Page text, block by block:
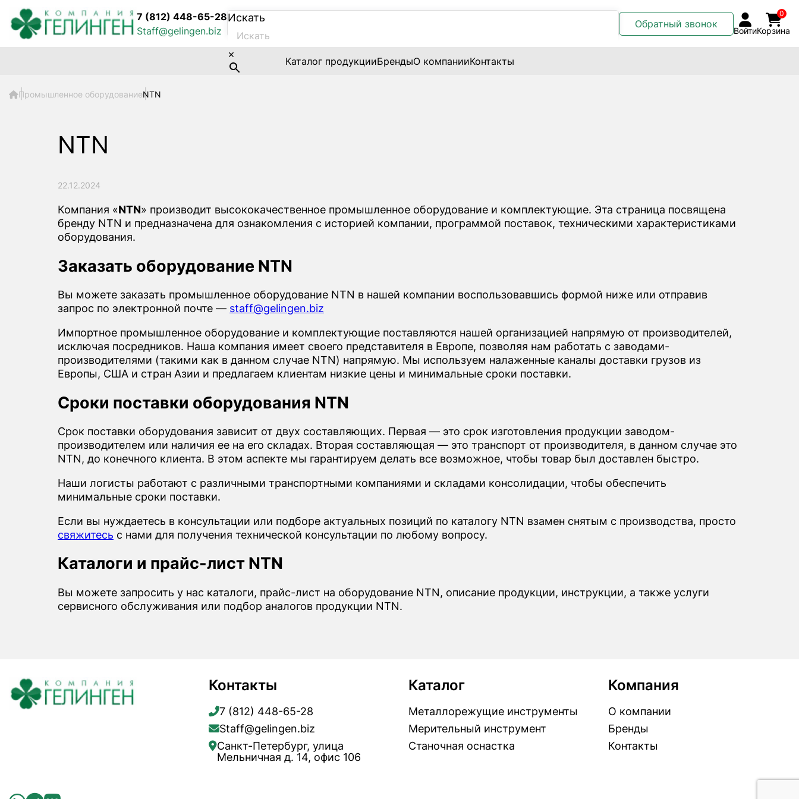
7 (812) 448-65-28
Staff@gelingen.biz
Искать
×
Обратный звонок
ВойтиКорзина
0
Каталог продукцииБрендыО компанииКонтакты
Промышленное оборудованиеNTN
NTN
22.12.2024
Компания «NTN» производит высококачественное промышленное оборудование и комплектующие. Эта страница посвящена
бренду NTN и предназначена для ознакомления с историей компании, программой поставок, техническими характеристиками
оборудования.
Заказать оборудование NTN
Вы можете заказать промышленное оборудование NTN в нашей компании воспользовавшись формой ниже или отправив
запрос по электронной почте — staff@gelingen.biz
Импортное промышленное оборудование и комплектующие поставляются нашей организацией напрямую от производителей,
исключая посредников. Наша компания имеет своего представителя в Европе, позволяя нам работать с заводами-
производителями (такими как в данном случае NTN) напрямую. Мы используем налаженные каналы доставки грузов из
Европы, США и стран Азии и предлагаем клиентам низкие цены и минимальные сроки поставки.
Сроки поставки оборудования NTN
Срок поставки оборудования зависит от двух составляющих. Первая — это срок изготовления продукции заводом-
производителем или наличия ее на его складах. Вторая составляющая — это транспорт от производителя, в данном случае это
NTN, до конечного клиента. В этом аспекте мы гарантируем делать все возможное, чтобы товар был доставлен быстро.
Наши логисты работают с различными транспортными компаниями и складами консолидации, чтобы обеспечить
минимальные сроки поставки.
Если вы нуждаетесь в консультации или подборе актуальных позиций по каталогу NTN взамен снятым с производства, просто
свяжитесь с нами для получения технической консультации по любому вопросу.
Каталоги и прайс-лист NTN
Вы можете запросить у нас каталоги, прайс-лист на оборудование NTN, описание продукции, инструкции, а также услуги
сервисного обслуживания или подбор аналогов продукции NTN.
Контакты
7 (812) 448-65-28
Staff@gelingen.biz
Санкт-Петербург, улица
Мельничная д. 14, офис 106
Каталог
Металлорежущие инструменты
Мерительный инструмент
Станочная оснастка
Компания
О компании
Бренды
Контакты